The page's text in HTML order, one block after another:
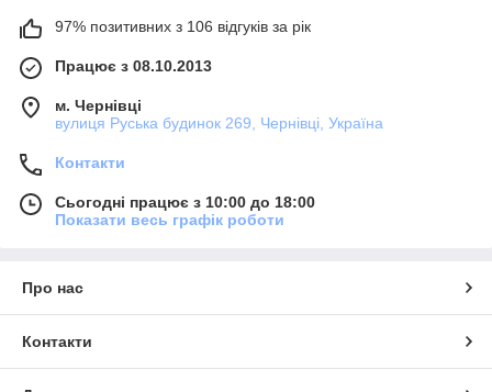
97% позитивних з 106 відгуків за рік
Працює з 08.10.2013
м. Чернівці
вулиця Руська будинок 269, Чернівці, Україна
Контакти
Сьогодні працює з 10:00 до 18:00
Показати весь графік роботи
Про нас
Контакти